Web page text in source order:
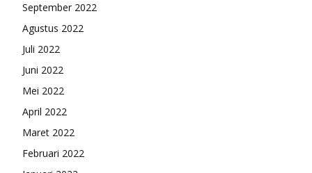
September 2022
Agustus 2022
Juli 2022
Juni 2022
Mei 2022
April 2022
Maret 2022
Februari 2022